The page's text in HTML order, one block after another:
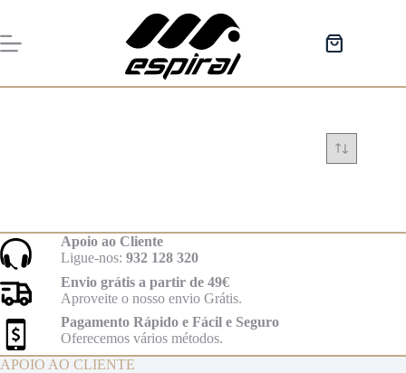
o
conteúdo
Carrinho
Apoio ao Cliente
Ligue-nos: 932 128 320
Envio grátis a partir de 49€
Aproveite o nosso envio Grátis.
Pagamento Rápido e Fácil e Seguro
Oferecemos vários métodos.
APOIO AO CLIENTE